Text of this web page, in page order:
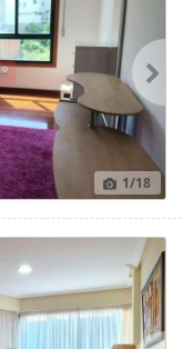
1/18